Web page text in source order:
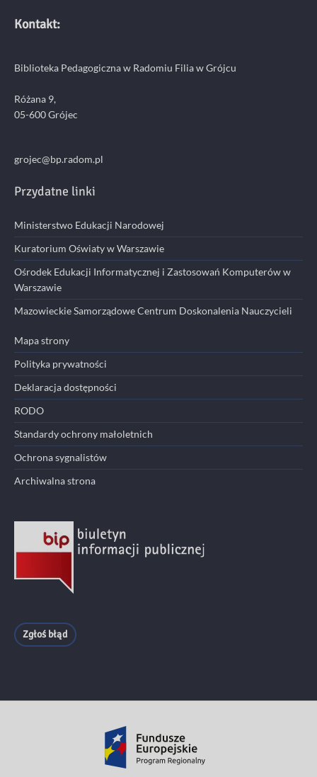
Kontakt:
Biblioteka Pedagogiczna w Radomiu Filia w Grójcu
Różana 9,
05-600 Grójec
grojec@bp.radom.pl
Przydatne linki
Ministerstwo Edukacji Narodowej
Kuratorium Oświaty w Warszawie
Ośrodek Edukacji Informatycznej i Zastosowań Komputerów w
Warszawie
Mazowieckie Samorządowe Centrum Doskonalenia Nauczycieli
Mapa strony
Polityka prywatności
Deklaracja dostępności
RODO
Standardy ochrony małoletnich
Ochrona sygnalistów
Archiwalna strona
Zgłoś błąd